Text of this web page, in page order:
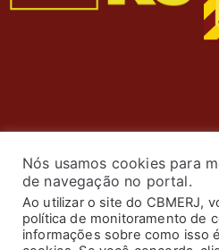
© 2024 Corpo de Bombeiros
Nós usamos cookies para
de navegação no portal.
Ao utilizar o site do CBMERJ,
política de monitoramento de
informações sobre como isso